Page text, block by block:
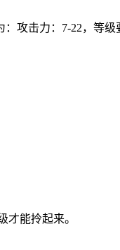
攻击力：7-22，等级
才能拎起来。